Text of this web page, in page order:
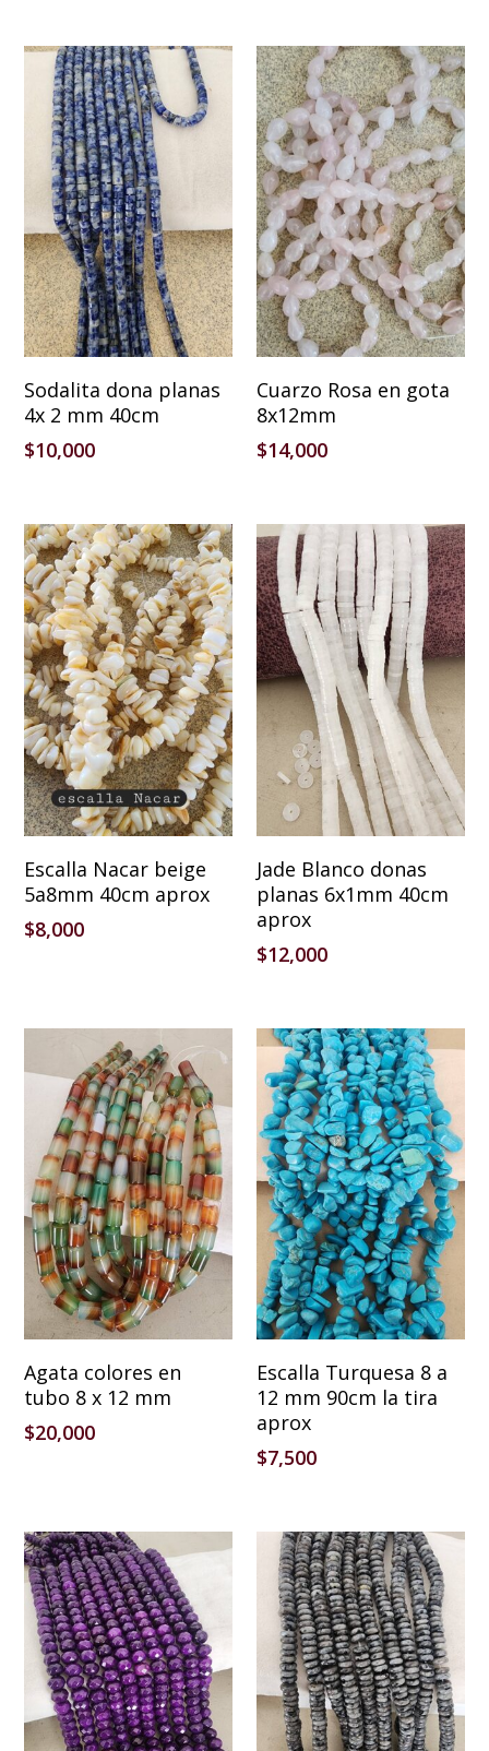
Añadir Al Carrito
Sodalita dona planas
4x 2 mm 40cm
$10,000
Cuarzo Rosa en gota
8x12mm
$14,000
Añadir Al Carrito
Escalla Nacar beige
5a8mm 40cm aprox
$8,000
Añadir Al Carrito
Jade Blanco donas
planas 6x1mm 40cm
aprox
$12,000
Añadir Al Carrito
Agata colores en
tubo 8 x 12 mm
$20,000
Escalla Turquesa 8 a
12 mm 90cm la tira
aprox
$7,500